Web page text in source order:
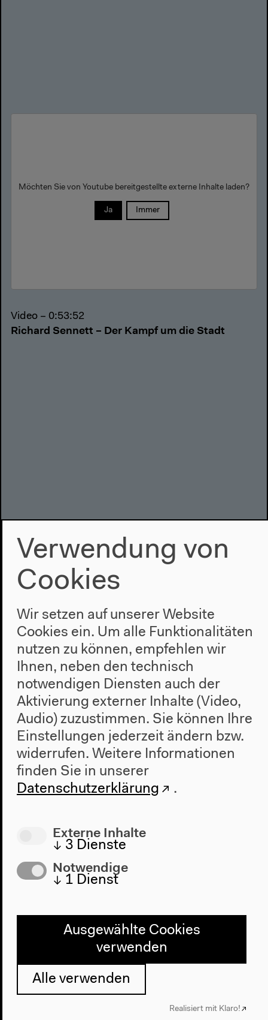
Möchten Sie von Youtube bereitgestellte externe Inhalte laden?
Ja Immer
Video – 0:53:52
Richard Sennett – Der Kampf um die Stadt
Ja Immer
Video – 0:47:50
Wendy Brown – Demokratie unter Beschuss
Mehr Videos, Tonmitschnitte und Galerien
Verwendung von
Cookies
Wir setzen auf unserer Website
Cookies ein. Um alle Funktionalitäten
nutzen zu können, empfehlen wir
Ihnen, neben den technisch
notwendigen Diensten auch der
Aktivierung externer Inhalte (Video,
Audio) zuzustimmen. Sie können Ihre
Einstellungen jederzeit ändern bzw.
widerrufen. Weitere Informationen
finden Sie in unserer
Datenschutzerklärung
.
Externe Inhalte
↓ 3 Dienste
Notwendige
↓ 1 Dienst
Ausgewählte Cookies
verwenden
Alle verwenden
Realisiert mit Klaro!